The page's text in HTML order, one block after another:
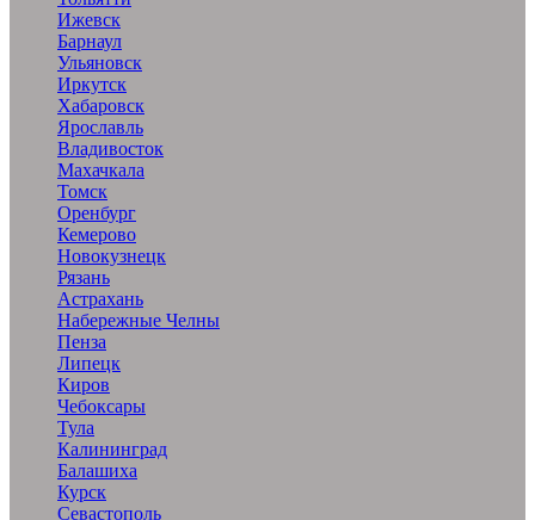
Ижевск
Барнаул
Ульяновск
Иркутск
Хабаровск
Ярославль
Владивосток
Махачкала
Томск
Оренбург
Кемерово
Новокузнецк
Рязань
Астрахань
Набережные Челны
Пенза
Липецк
Киров
Чебоксары
Тула
Калининград
Балашиха
Курск
Севастополь